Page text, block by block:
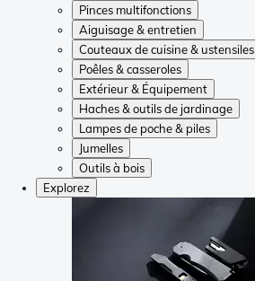
Pinces multifonctions
Aiguisage & entretien
Couteaux de cuisine & ustensiles
Poêles & casseroles
Extérieur & Équipement
Haches & outils de jardinage
Lampes de poche & piles
Jumelles
Outils à bois
Explorez